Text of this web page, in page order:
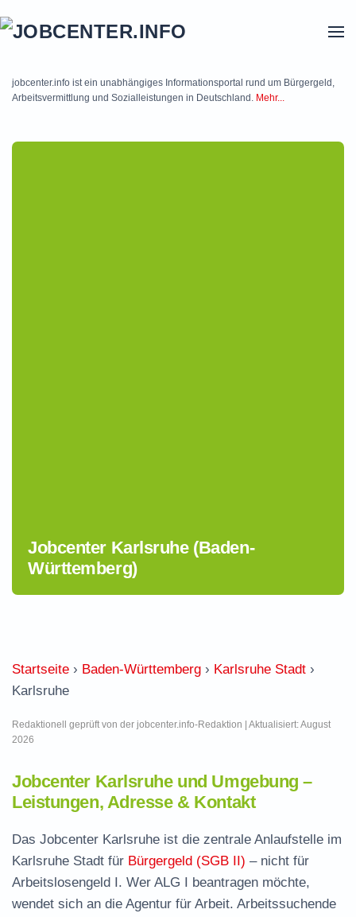
jobcenter.info ist ein unabhängiges Informationsportal rund um Bürgergeld,
Arbeitsvermittlung und Sozialleistungen in Deutschland. Mehr...
Jobcenter Karlsruhe (Baden-
Württemberg)
Startseite › Baden-Württemberg › Karlsruhe Stadt ›
Karlsruhe
Redaktionell geprüft von der jobcenter.info-Redaktion | Aktualisiert: August
2026
Jobcenter Karlsruhe und Umgebung –
Leistungen, Adresse & Kontakt
Das Jobcenter Karlsruhe ist die zentrale Anlaufstelle im
Karlsruhe Stadt für Bürgergeld (SGB II) – nicht für
Arbeitslosengeld I. Wer ALG I beantragen möchte,
wendet sich an die Agentur für Arbeit. Arbeitssuchende